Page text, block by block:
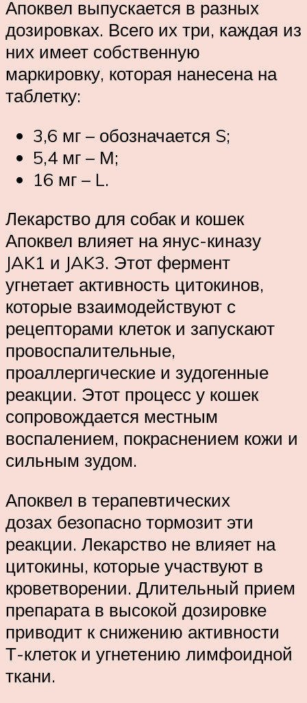
Апоквел выпускается в разных
дозировках. Всего их три, каждая из
них имеет собственную
маркировку, которая нанесена на
таблетку:
3,6 мг – обозначается S;
5,4 мг – М;
16 мг – L.
Лекарство для собак и кошек
Апоквел влияет на янус-киназу
JAK1 и JAK3. Этот фермент
угнетает активность цитокинов,
которые взаимодействуют с
рецепторами клеток и запускают
провоспалительные,
проаллергические и зудогенные
реакции. Этот процесс у кошек
сопровождается местным
воспалением, покраснением кожи и
сильным зудом.
Апоквел в терапевтических
дозах безопасно тормозит эти
реакции. Лекарство не влияет на
цитокины, которые участвуют в
кроветворении. Длительный прием
препарата в высокой дозировке
приводит к снижению активности
Т-клеток и угнетению лимфоидной
ткани.